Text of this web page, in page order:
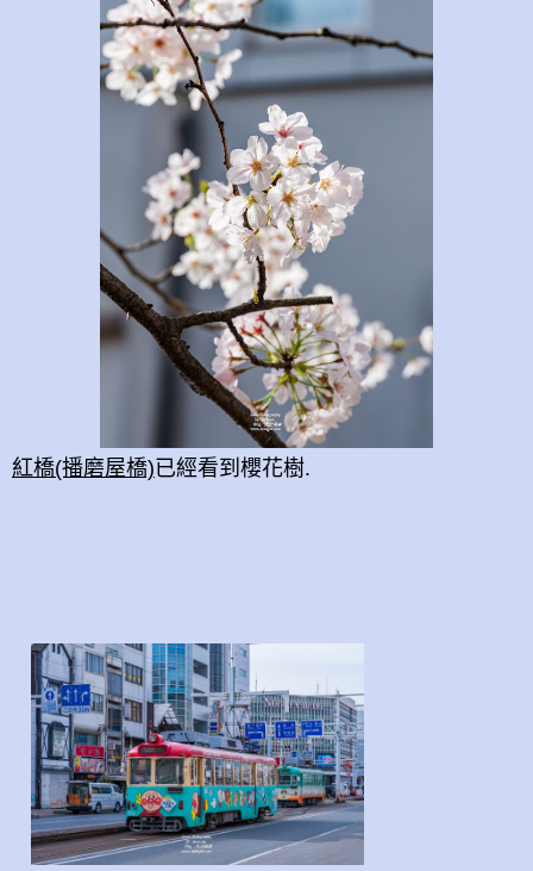
紅橋(播磨屋橋)已經看到櫻花樹.